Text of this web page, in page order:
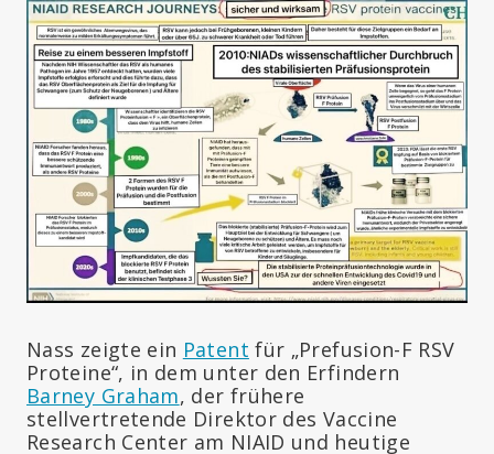
Nass zeigte ein Patent für „Prefusion-F RSV
Proteine“, in dem unter den Erfindern
Barney Graham, der frühere
stellvertretende Direktor des Vaccine
Research Center am NIAID und heutige